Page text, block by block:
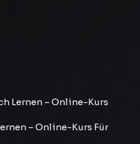
Lernen – Online-Kurs
– Online-Kurs Für